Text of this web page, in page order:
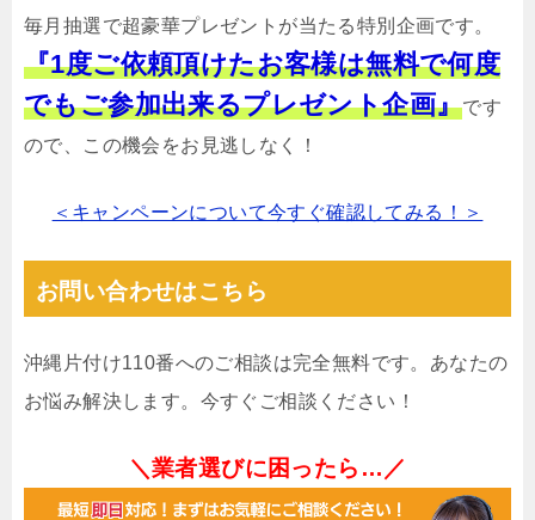
毎月抽選で超豪華プレゼントが当たる特別企画です。
『1度ご依頼頂けたお客様は無料で何度
でもご参加出来るプレゼント企画』です
ので、この機会をお見逃しなく！
＜キャンペーンについて今すぐ確認してみる！＞
お問い合わせはこちら
沖縄片付け110番へのご相談は完全無料です。あなたの
お悩み解決します。今すぐご相談ください！
＼業者選びに困ったら…／